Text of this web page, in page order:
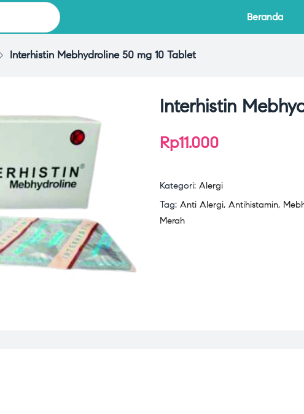
Beranda
> Interhistin Mebhydroline 50 mg 10 Tablet
Interhistin
Rp11.000
Kategori: Alergi
Tag: Anti Alergi, Antihistamin,
Merah